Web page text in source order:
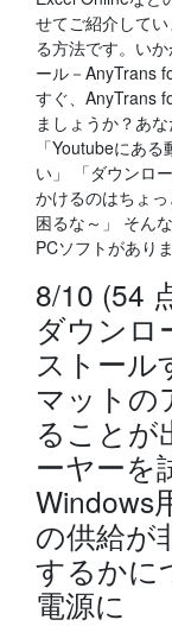
せてご紹介して
る方法です。い
ール－AnyTrans
すぐ、AnyTrans
ましょうか？あ
「Youtubeにあ
い」 「ダウンロ
かけるのはちょ
困るな～」 そん
PCソフトがあり
8/10 (54
ダウンロ
ストール
マットの
ることが
ーヤーを
Windows
の供給が
するかに
電源に